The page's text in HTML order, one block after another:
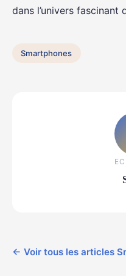
dans l’univers fascinant
Smartphones
← Voir tous les articles